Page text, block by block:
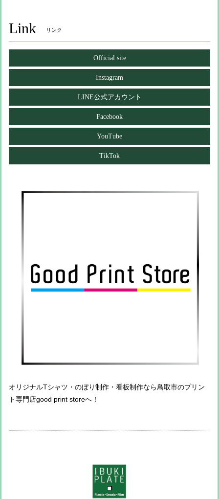
Link リンク
Official site
Instagram
LINE公式アカウント
Facebook
YouTube
TikTok
オリジナルTシャツ・のぼり制作・看板制作なら鳥取市のプリン
ト専門店good print storeへ！